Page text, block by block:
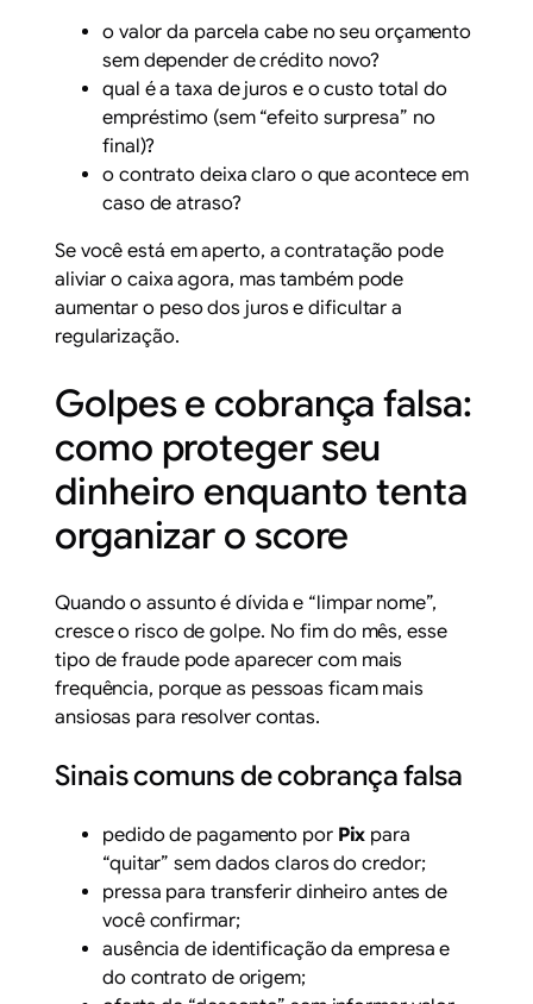
o valor da parcela cabe no seu orçamento
sem depender de crédito novo?
qual é a taxa de juros e o custo total do
empréstimo (sem “efeito surpresa” no
final)?
o contrato deixa claro o que acontece em
caso de atraso?
Se você está em aperto, a contratação pode
aliviar o caixa agora, mas também pode
aumentar o peso dos juros e dificultar a
regularização.
Golpes e cobrança falsa:
como proteger seu
dinheiro enquanto tenta
organizar o score
Quando o assunto é dívida e “limpar nome”,
cresce o risco de golpe. No fim do mês, esse
tipo de fraude pode aparecer com mais
frequência, porque as pessoas ficam mais
ansiosas para resolver contas.
Sinais comuns de cobrança falsa
pedido de pagamento por Pix para
“quitar” sem dados claros do credor;
pressa para transferir dinheiro antes de
você confirmar;
ausência de identificação da empresa e
do contrato de origem;